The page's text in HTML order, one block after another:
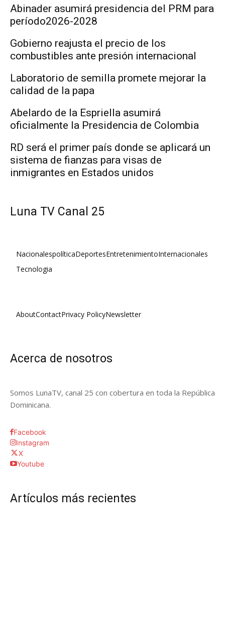
Abinader asumirá presidencia del PRM para
período2026-2028
Gobierno reajusta el precio de los
combustibles ante presión internacional
Laboratorio de semilla promete mejorar la
calidad de la papa
Abelardo de la Espriella asumirá
oficialmente la Presidencia de Colombia
RD será el primer país donde se aplicará un
sistema de fianzas para visas de
inmigrantes en Estados unidos
Luna TV Canal 25
NacionalespolíticaDeportesEntretenimientoInternacionales
Tecnologia
AboutContactPrivacy PolicyNewsletter
Acerca de nosotros
Somos LunaTV, canal 25 con cobertura en toda la República
Dominicana.
Facebook
Instagram
X
Youtube
Artículos más recientes